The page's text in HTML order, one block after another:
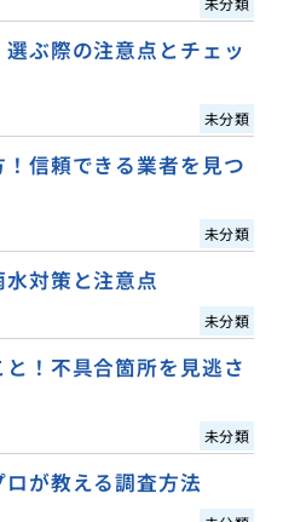
ぶ際の注意点とチェッ
未分類
信頼できる業者を見つ
未分類
対策と注意点
未分類
！不具合箇所を見逃さ
未分類
が教える調査方法